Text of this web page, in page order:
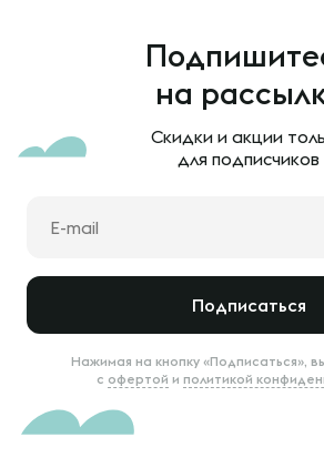
на
Скидки и акции
для подписчиков
Подписаться
Нажимая на кнопку «Подписаться»,
с офертой и политикой